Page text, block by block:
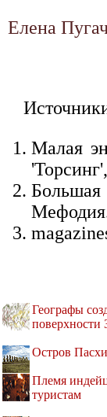
Елена
Малая
Географы
поверхности
Остров
Племя
туристам